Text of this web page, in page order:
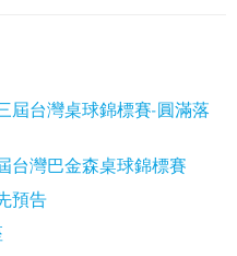
屆台灣桌球錦標賽-圓滿落
台灣巴金森桌球錦標賽
預告